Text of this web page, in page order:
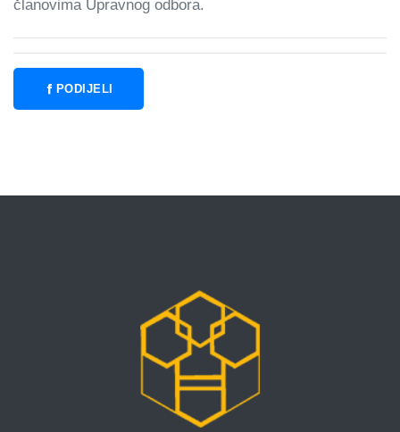
članovima Upravnog odbora.
PODIJELI